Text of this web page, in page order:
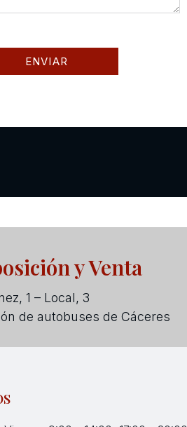
y Venta
1 – Local, 3
de autobuses de Cáceres